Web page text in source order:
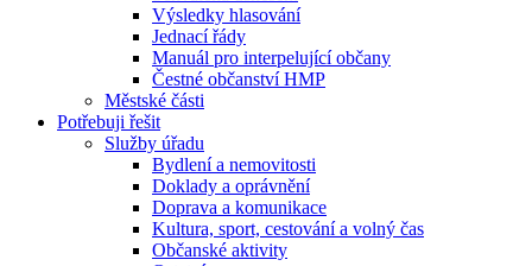
Výsledky hlasování
Jednací řády
Manuál pro interpelující občany
Čestné občanství HMP
Městské části
Potřebuji řešit
Služby úřadu
Bydlení a nemovitosti
Doklady a oprávnění
Doprava a komunikace
Kultura, sport, cestování a volný čas
Občanské aktivity